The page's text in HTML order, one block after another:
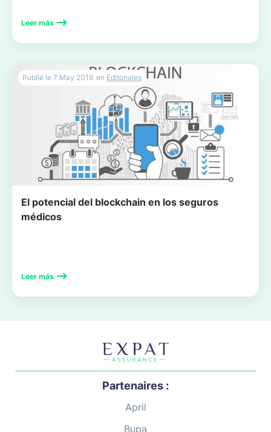
Leer más
El potencial del blockchain en los seguros
médicos
Leer más
Publié le 7 May 2018 en Editoriales
Partenaires :
April
Bupa